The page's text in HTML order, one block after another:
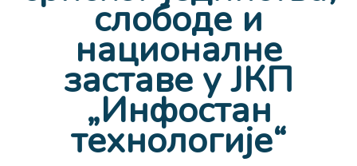
слободе и
националне
заставе у ЈКП
„Инфостан
технологије“